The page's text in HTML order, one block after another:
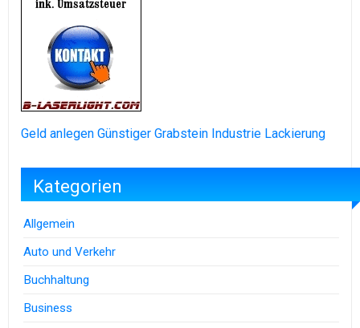
Geld anlegen Günstiger Grabstein Industrie Lackierung
Kategorien
Allgemein
Auto und Verkehr
Buchhaltung
Business